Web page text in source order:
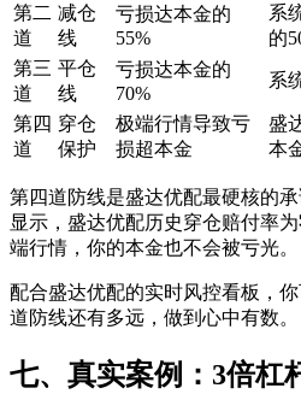
第二
道
减仓
线
亏损达本金的
55%
系
的
第三
道
平仓
线
亏损达本金的
70%
系
第四
道
穿仓
保护
极端行情导致亏
损超本金
盛
本
第四道防线是盛达优配最硬核的
显示，盛达优配历史穿仓赔付率为‌
端行情，你的本金也不会被亏光。
配合盛达优配的实时风控看板，
道防线还有多远，做到心中有数。
七、真实案例：3倍杠